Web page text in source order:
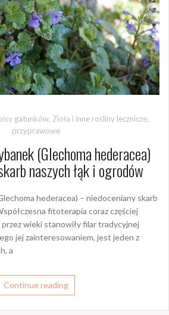
gatunków, Zioła i inne rośliny lecznicze,
przyprawowe
(Glechoma hederacea)
naszych łąk i ogrodów
hederacea) – niedoceniany skarb
fitoterapia coraz częściej
wieki stanowiły filar tradycyjnej
jej zainteresowaniem, jest jeden z
a
Continue reading